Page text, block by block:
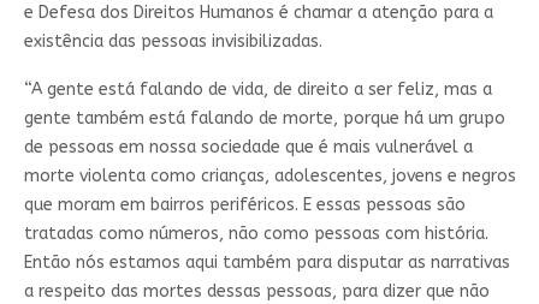
e Defesa dos Direitos Humanos é chamar a atenção para a
existência das pessoas invisibilizadas.
“A gente está falando de vida, de direito a ser feliz, mas a
gente também está falando de morte, porque há um grupo
de pessoas em nossa sociedade que é mais vulnerável a
morte violenta como crianças, adolescentes, jovens e negros
que moram em bairros periféricos. E essas pessoas são
tratadas como números, não como pessoas com história.
Então nós estamos aqui também para disputar as narrativas
a respeito das mortes dessas pessoas, para dizer que não